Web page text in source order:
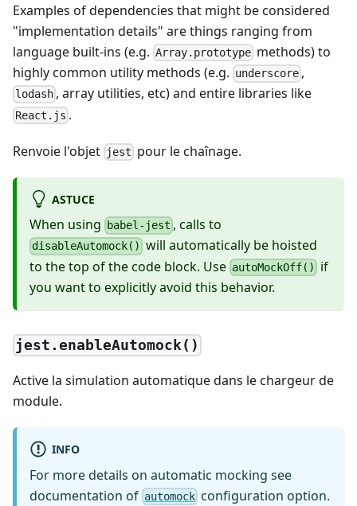
Examples of dependencies that might be considered
"implementation details" are things ranging from
language built-ins (e.g. Array.prototype methods) to
highly common utility methods (e.g. underscore ,
lodash , array utilities, etc) and entire libraries like
React.js .
Renvoie l'objet jest pour le chaînage.
ASTUCE
When using babel-jest , calls to
disableAutomock() will automatically be hoisted
to the top of the code block. Use autoMockOff()
if
you want to explicitly avoid this behavior.
jest.enableAutomock()
Active la simulation automatique dans le chargeur de
module.
INFO
For more details on automatic mocking see
documentation of automock configuration option.